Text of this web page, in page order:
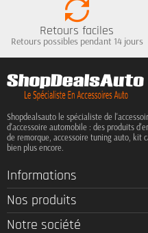
Retours faciles
Retours possibles pendant 14 jours
Shopdealsauto le spécialiste de
d'accessoire automobile : des produits
de remorque, accessoire tuning auto, kit
bien plus encore.
Informations
Nos produits
Notre société